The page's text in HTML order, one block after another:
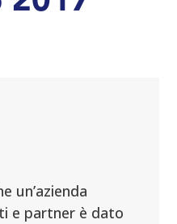
un’azienda
e partner è dato